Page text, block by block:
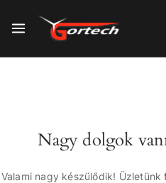
Nagy dolgok
Valami nagy készülődik!